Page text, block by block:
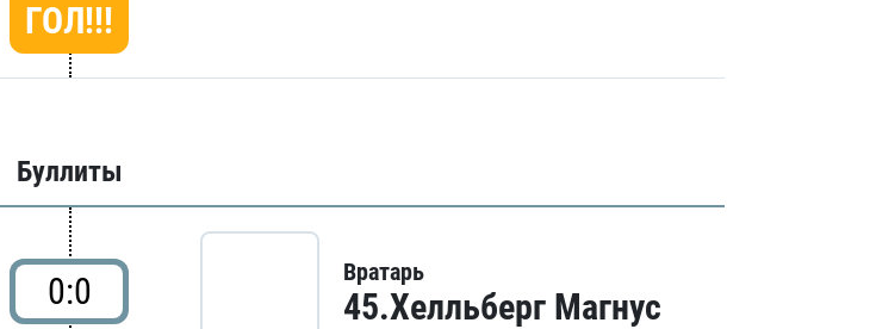
ГОЛ!!!
Буллиты
0:0 Вратарь
45.Хелльберг Магнус